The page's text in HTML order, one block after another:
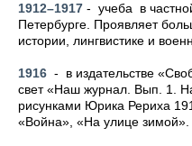
1912–1917 - учеба в
Петербурге. Проявляет
истории, лингвистике и
1916 - в издательстве
свет «Наш журнал. Вып. 1.
рисунками Юрика Рериха
«Война», «На улице зимой».